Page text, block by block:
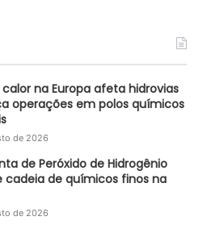
é uma líder europeia em sal,
diz Nouryon. Ela emprega
fábricas na Holanda,
da Nouryon à medida
sob o novo nome
contínua da produção
na Europa afeta hidrovias
operações em polos químicos
de 2026
de Peróxido de Hidrogênio
cadeia de químicos finos na
de 2026